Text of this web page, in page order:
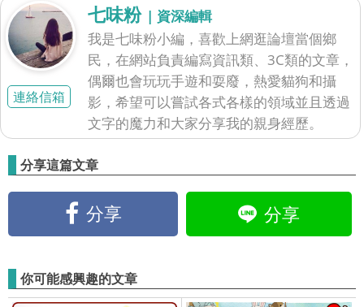
連絡信箱
七味粉 | 資深編輯
我是七味粉小編，喜歡上網逛論壇當個鄉
民，在網站負責編寫資訊類、3C類的文章，
偶爾也會玩玩手遊和耍廢，熱愛貓狗和攝
影，希望可以嘗試各式各樣的領域並且透過
文字的魔力和大家分享我的親身經歷。
分享這篇文章
分享 分享
你可能感興趣的文章